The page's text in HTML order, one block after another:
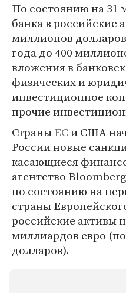
По состоянию на 31
банка в российские
миллионов
года до 400
вложения в
физических и
инвестиционное
прочие
СтраныЕСи США
России новые
касающиеся
агентство
по состоянию на
страны
российские активы
миллиардов евро
долларов).